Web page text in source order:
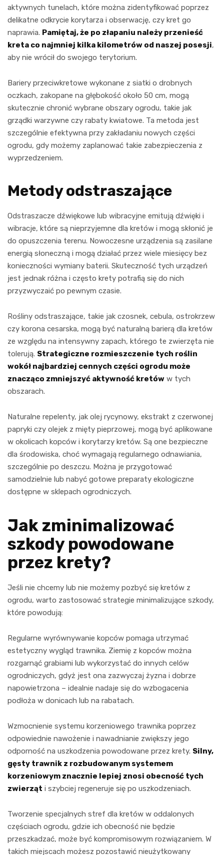
aktywnych tunelach, które można zidentyfikować poprzez
delikatne odkrycie korytarza i obserwację, czy kret go
naprawia. Pamiętaj, że po złapaniu należy przenieść
kreta co najmniej kilka kilometrów od naszej posesji,
aby nie wrócił do swojego terytorium.
Bariery przeciwkretowe wykonane z siatki o drobnych
oczkach, zakopane na głębokość około 50 cm, mogą
skutecznie chronić wybrane obszary ogrodu, takie jak
grządki warzywne czy rabaty kwiatowe. Ta metoda jest
szczególnie efektywna przy zakładaniu nowych części
ogrodu, gdy możemy zaplanować takie zabezpieczenia z
wyprzedzeniem.
Metody odstraszające
Odstraszacze dźwiękowe lub wibracyjne emitują dźwięki i
wibracje, które są nieprzyjemne dla kretów i mogą skłonić je
do opuszczenia terenu. Nowoczesne urządzenia są zasilane
energią słoneczną i mogą działać przez wiele miesięcy bez
konieczności wymiany baterii. Skuteczność tych urządzeń
jest jednak różna i często krety potrafią się do nich
przyzwyczaić po pewnym czasie.
Rośliny odstraszające, takie jak czosnek, cebula, ostrokrzew
czy korona cesarska, mogą być naturalną barierą dla kretów
ze względu na intensywny zapach, którego te zwierzęta nie
tolerują. Strategiczne rozmieszczenie tych roślin
wokół najbardziej cennych części ogrodu może
znacząco zmniejszyć aktywność kretów w tych
obszarach.
Naturalne repelenty, jak olej rycynowy, ekstrakt z czerwonej
papryki czy olejek z mięty pieprzowej, mogą być aplikowane
w okolicach kopców i korytarzy kretów. Są one bezpieczne
dla środowiska, choć wymagają regularnego odnawiania,
szczególnie po deszczu. Można je przygotować
samodzielnie lub nabyć gotowe preparaty ekologiczne
dostępne w sklepach ogrodniczych.
Jak zminimalizować
szkody powodowane
przez krety?
Jeśli nie chcemy lub nie możemy pozbyć się kretów z
ogrodu, warto zastosować strategie minimalizujące szkody,
które powodują:
Regularne wyrównywanie kopców pomaga utrzymać
estetyczny wygląd trawnika. Ziemię z kopców można
rozgarnąć grabiami lub wykorzystać do innych celów
ogrodniczych, gdyż jest ona zazwyczaj żyzna i dobrze
napowietrzona – idealnie nadaje się do wzbogacenia
podłoża w donicach lub na rabatach.
Wzmocnienie systemu korzeniowego trawnika poprzez
odpowiednie nawożenie i nawadnianie zwiększy jego
odporność na uszkodzenia powodowane przez krety. Silny,
gęsty trawnik z rozbudowanym systemem
korzeniowym znacznie lepiej znosi obecność tych
zwierząt i szybciej regeneruje się po uszkodzeniach.
Tworzenie specjalnych stref dla kretów w oddalonych
częściach ogrodu, gdzie ich obecność nie będzie
przeszkadzać, może być kompromisowym rozwiązaniem. W
takich miejscach możesz pozostawić nieużytkowany